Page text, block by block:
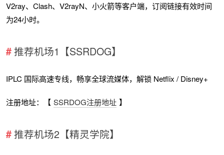
V2ray、Clash、V2rayN、小火箭等客户端，订阅链接有效时间
为24小时。
推荐机场1【SSRDOG】
IPLC 国际高速专线，畅享全球流媒体，解锁 Netflix / Disney+
注册地址：【 SSRDOG注册地址 】
推荐机场2【精灵学院】